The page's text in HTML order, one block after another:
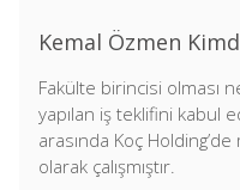
Kemal Özmen
Fakülte birincisi olması
yapılan iş teklifini kabul
arasında Koç
olarak çalışmıştır.